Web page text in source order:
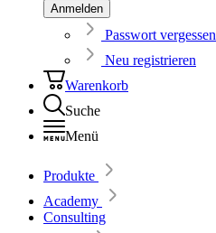
Anmelden
Passwort vergessen
Neu registrieren
Warenkorb
Suche
Menü
Produkte
Academy
Consulting